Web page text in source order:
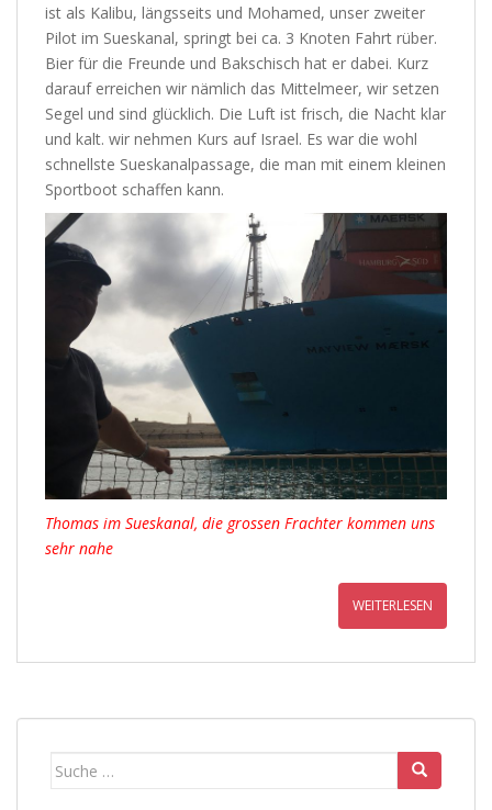
ist als Kalibu, längsseits und Mohamed, unser zweiter
Pilot im Sueskanal, springt bei ca. 3 Knoten Fahrt rüber.
Bier für die Freunde und Bakschisch hat er dabei. Kurz
darauf erreichen wir nämlich das Mittelmeer, wir setzen
Segel und sind glücklich. Die Luft ist frisch, die Nacht klar
und kalt. wir nehmen Kurs auf Israel. Es war die wohl
schnellste Sueskanalpassage, die man mit einem kleinen
Sportboot schaffen kann.
Thomas im Sueskanal, die grossen Frachter kommen uns
sehr nahe
WEITERLESEN
Suche